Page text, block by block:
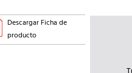
Descargar Ficha de
producto